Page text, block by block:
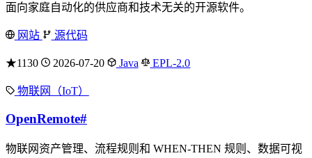
面向家庭自动化的供应商和技术无关的开源软件。
网站 源代码
★1130 2026-07-20 Java EPL-2.0
物联网（IoT）
OpenRemote#
物联网资产管理、流程规则和 WHEN-THEN 规则、数据可视